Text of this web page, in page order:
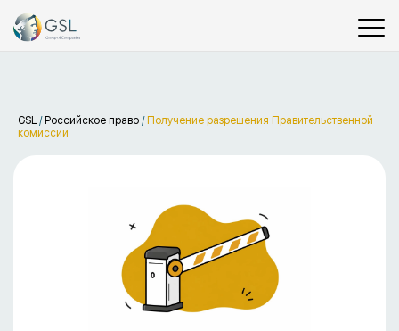
GSL / Российское право / Получение разрешения Правительственной
комиссии